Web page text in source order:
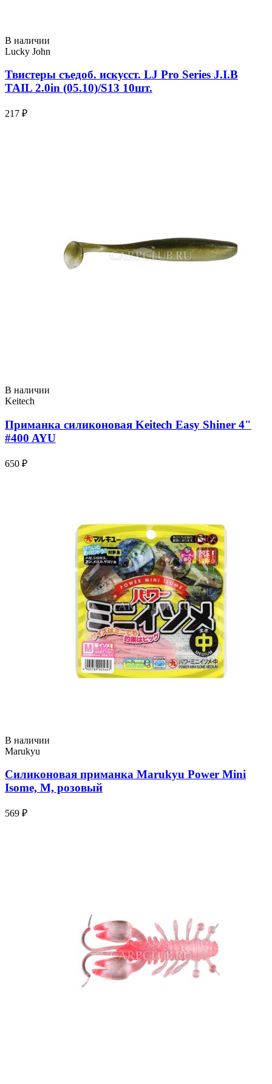
В наличии
Lucky John
Твистеры съедоб. искусст. LJ Pro Series J.I.B
TAIL 2.0in (05.10)/S13 10шт.
217 ₽
В наличии
Keitech
Приманка силиконовая Keitech Easy Shiner 4"
#400 AYU
650 ₽
В наличии
Marukyu
Силиконовая приманка Marukyu Power Mini
Isome, M, розовый
569 ₽